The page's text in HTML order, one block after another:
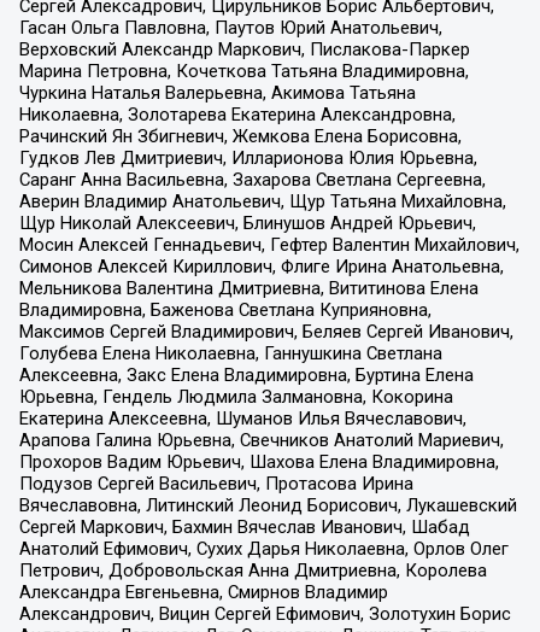
Сергей Алексадрович, Цирульников Борис Альбертович,
Гасан Ольга Павловна, Паутов Юрий Анатольевич,
Верховский Александр Маркович, Пислакова-Паркер
Марина Петровна, Кочеткова Татьяна Владимировна,
Чуркина Наталья Валерьевна, Акимова Татьяна
Николаевна, Золотарева Екатерина Александровна,
Рачинский Ян Збигневич, Жемкова Елена Борисовна,
Гудков Лев Дмитриевич, Илларионова Юлия Юрьевна,
Саранг Анна Васильевна, Захарова Светлана Сергеевна,
Аверин Владимир Анатольевич, Щур Татьяна Михайловна,
Щур Николай Алексеевич, Блинушов Андрей Юрьевич,
Мосин Алексей Геннадьевич, Гефтер Валентин Михайлович,
Симонов Алексей Кириллович, Флиге Ирина Анатольевна,
Мельникова Валентина Дмитриевна, Вититинова Елена
Владимировна, Баженова Светлана Куприяновна,
Максимов Сергей Владимирович, Беляев Сергей Иванович,
Голубева Елена Николаевна, Ганнушкина Светлана
Алексеевна, Закс Елена Владимировна, Буртина Елена
Юрьевна, Гендель Людмила Залмановна, Кокорина
Екатерина Алексеевна, Шуманов Илья Вячеславович,
Арапова Галина Юрьевна, Свечников Анатолий Мариевич,
Прохоров Вадим Юрьевич, Шахова Елена Владимировна,
Подузов Сергей Васильевич, Протасова Ирина
Вячеславовна, Литинский Леонид Борисович, Лукашевский
Сергей Маркович, Бахмин Вячеслав Иванович, Шабад
Анатолий Ефимович, Сухих Дарья Николаевна, Орлов Олег
Петрович, Добровольская Анна Дмитриевна, Королева
Александра Евгеньевна, Смирнов Владимир
Александрович, Вицин Сергей Ефимович, Золотухин Борис